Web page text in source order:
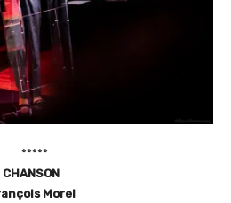
*****
CHANSON
Morel